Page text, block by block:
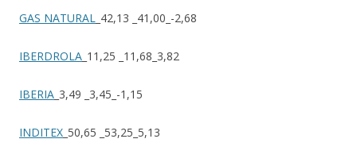
GAS NATURAL _42,13 _41,00_-2,68
IBERDROLA _11,25 _11,68_3,82
IBERIA _3,49 _3,45_-1,15
INDITEX _50,65 _53,25_5,13